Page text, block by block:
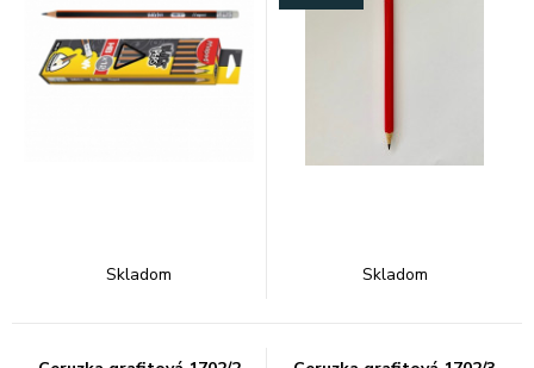
Skladom Skladom